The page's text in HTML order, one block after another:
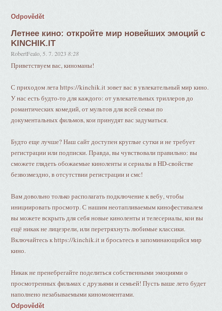
Odpovědět
Летнее кино: откройте мир новейших эмоций с
KINCHIK.IT
RobertFealo 5. 7. 2023 8:28
Приветствуем вас, киноманы!
С приходом лета https://kinchik.it зовет вас в увлекательный мир кино.
У нас есть будто-то для каждого: от увлекательных триллеров до
романтических комедий, от мультов для всей семьи по
документальных фильмов, кои принудят вас задуматься.
Будто еще лучше? Наш сайт доступен круглые сутки и не требует
регистрации или подписки. Правда, вы чувствовали правильно: вы
сможете глядеть обожаемые киноленты и сериалы в HD-свойстве
безвозмездно, в отсутствии регистрации и смс!
Вам довольно только располагать подключение к вебу, чтобы
инициировать просмотр. С нашим неотапливаемым кинофестивалем
вы можете вскрыть для себя новые киноленты и телесериалы, кои вы
ещё никак не лицезрели, или перетряхнуть любимые классики.
Включайтесь к https://kinchik.it и бросьтесь в запоминающийся мир
кино.
Никак не пренебрегайте поделиться собственными эмоциями о
просмотренных фильмах с друзьями и семьей! Пусть ваше лето будет
наполнено незабываемыми киномоментами.
Odpovědět